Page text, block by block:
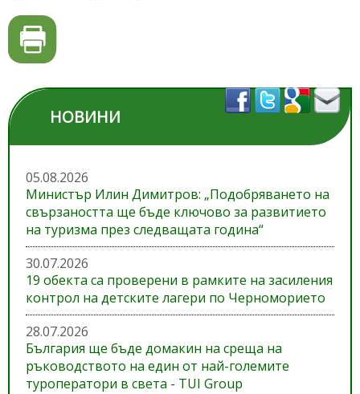
НОВИНИ
05.08.2026
Министър Илин Димитров: „Подобряването на
свързаността ще бъде ключово за развитието
на туризма през следващата година“
30.07.2026
19 обекта са проверени в рамките на засиления
контрол на детските лагери по Черноморието
28.07.2026
България ще бъде домакин на среща на
ръководството на един от най-големите
туроператори в света - TUI Group